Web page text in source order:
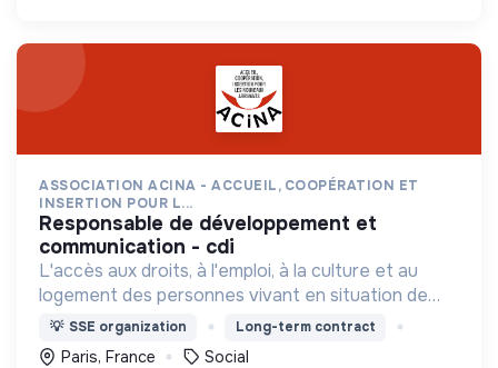
ASSOCIATION ACINA - ACCUEIL, COOPÉRATION ET
INSERTION POUR L...
responsable de développement et
communication - cdi
L'accès aux droits, à l'emploi, à la culture et au
logement des personnes vivant en situation de
grande précarité et d'habitat indigne ou précaire
(squats, bidonvilles, hôtels sociaux, etc.) en IDF.
💡 SSE organization Long-term contract
Paris, France Social